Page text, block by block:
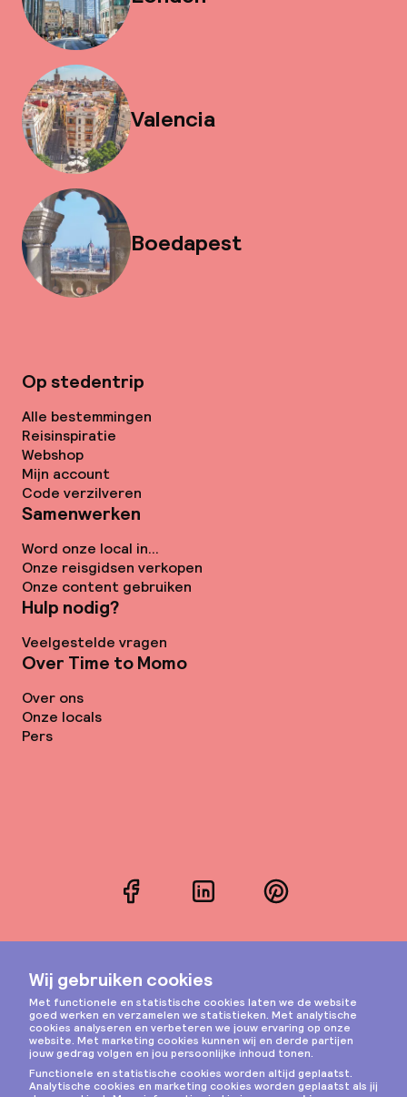
Valencia
Boedapest
Op stedentrip
Alle bestemmingen
Reisinspiratie
Webshop
Mijn account
Code verzilveren
Samenwerken
Word onze local in...
Onze reisgidsen verkopen
Onze content gebruiken
Hulp nodig?
Veelgestelde vragen
Over Time to Momo
Over ons
Onze locals
Pers
FacebookLinkedInPinterest
Instagram